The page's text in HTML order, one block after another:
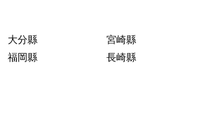
大分縣
宮崎縣
福岡縣
長崎縣